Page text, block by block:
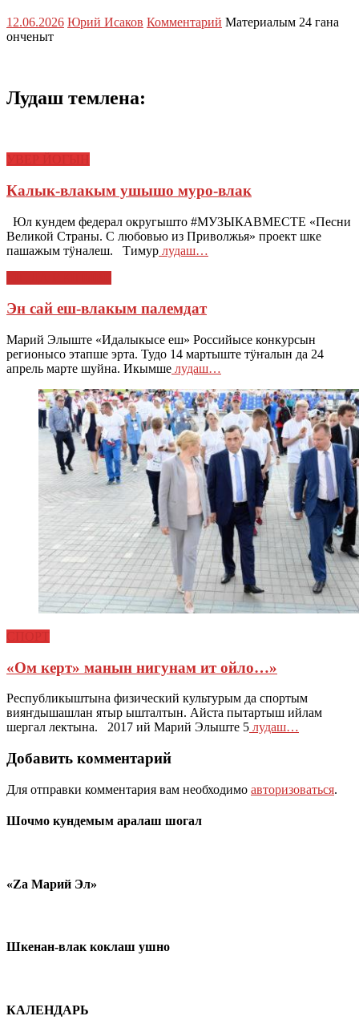
12.06.2026 Юрий Исаков Комментарий Материалым 24 гана
онченыт
Лудаш темлена:
Калык-влакым ушышо муро-влак
Юл кундем федерал округышто #МУЗЫКАВМЕСТЕ «Песни
Великой Страны. С любовью из Приволжья» проект шке
пашажым тӱналеш. Тимур лудаш…
Эн сай еш-влакым палемдат
Марий Элыште «Идалыкысе еш» Российысе конкурсын
регионысо этапше эрта. Тудо 14 мартыште тӱҥалын да 24
апрель марте шуйна. Икымше лудаш…
«Ом керт» манын нигунам ит ойло…»
Республикыштына физический культурым да спортым
вияҥдышашлан ятыр ышталтын. Айста пытартыш ийлам
шергал лектына. 2017 ий Марий Элыште 5 лудаш…
Добавить комментарий
Для отправки комментария вам необходимо авторизоваться.
Шочмо кундемым аралаш шогал
«Zа Марий Эл»
Шкенан-влак коклаш ушно
КАЛЕНДАРЬ